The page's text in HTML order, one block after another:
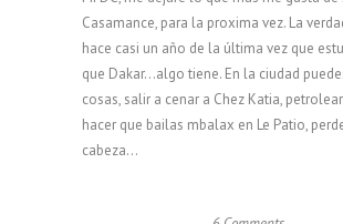
Casamance, para la proxima vez. La
hace casi un año de la última vez que
que Dakar…algo tiene. En la ciudad
cosas, salir a cenar a Chez Katia,
hacer que bailas mbalax en Le Patio,
cabeza...